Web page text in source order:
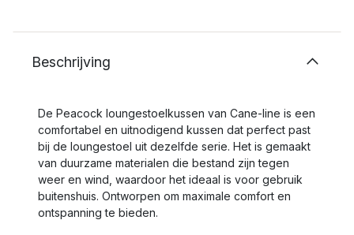
Beschrijving
De Peacock loungestoelkussen van Cane-line is een
comfortabel en uitnodigend kussen dat perfect past
bij de loungestoel uit dezelfde serie. Het is gemaakt
van duurzame materialen die bestand zijn tegen
weer en wind, waardoor het ideaal is voor gebruik
buitenshuis. Ontworpen om maximale comfort en
ontspanning te bieden.